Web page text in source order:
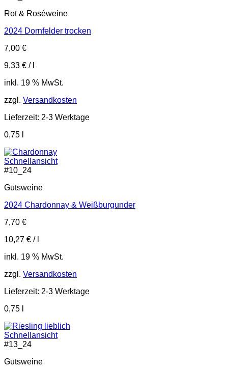
Rot & Roséweine
2024 Dornfelder trocken
7,00 €
9,33 € /
inkl. 19 % MwSt.
zzgl. Versandkosten
Lieferzeit: 2-3 Werktage
0,75
Schnellansicht
#10_24
Gutsweine
2024 Chardonnay & Weißburgunder
7,70 €
10,27 € /
inkl. 19 % MwSt.
zzgl. Versandkosten
Lieferzeit: 2-3 Werktage
0,75
Schnellansicht
#13_24
Gutsweine